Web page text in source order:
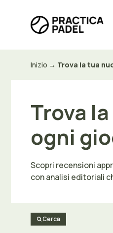
contenuto
Inizio → Trova la tua
Trova
ogni
Scopri recensioni
con analisi editoriali
Cerca